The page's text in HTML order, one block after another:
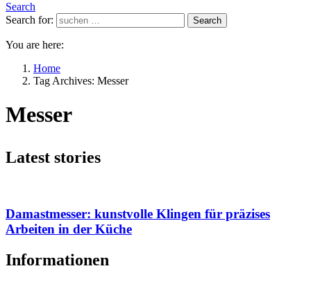
Search
Search for:
Search
You are here:
Home
Tag Archives: Messer
Messer
Latest stories
Damastmesser: kunstvolle Klingen für präzises
Arbeiten in der Küche
Informationen